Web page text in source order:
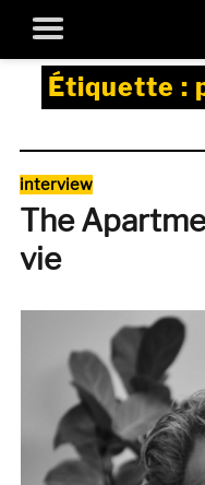
Étiquette :
Catégories
interview
The
vie